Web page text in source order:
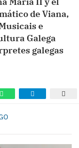
de Viana,
e
Galega
galegas